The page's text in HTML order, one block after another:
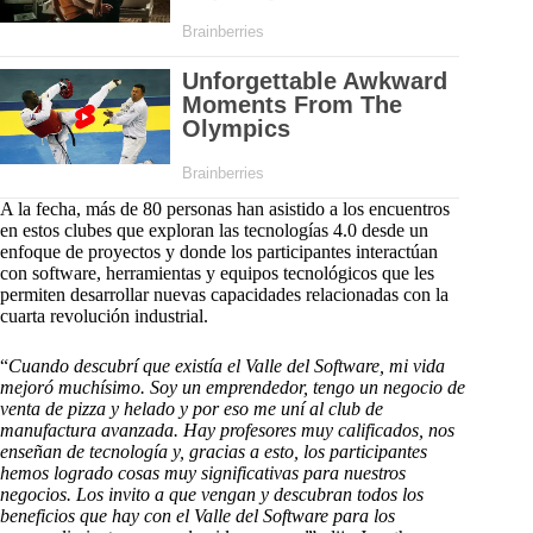
A la fecha, más de 80 personas han asistido a los encuentros
en estos clubes que exploran las tecnologías 4.0 desde un
enfoque de proyectos y donde los participantes interactúan
con software, herramientas y equipos tecnológicos que les
permiten desarrollar nuevas capacidades relacionadas con la
cuarta revolución industrial.
“Cuando descubrí que existía el Valle del Software, mi vida
mejoró muchísimo. Soy un emprendedor, tengo un negocio de
venta de pizza y helado y por eso me uní al club de
manufactura avanzada. Hay profesores muy calificados, nos
enseñan de tecnología y, gracias a esto, los participantes
hemos logrado cosas muy significativas para nuestros
negocios. Los invito a que vengan y descubran todos los
beneficios que hay con el Valle del Software para los